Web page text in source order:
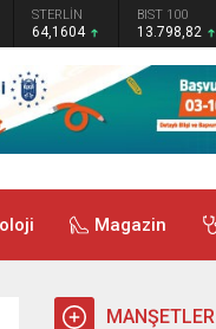
STERLİN
64,1604
BIST 100
13.798,82
Magazin
MANŞETLER